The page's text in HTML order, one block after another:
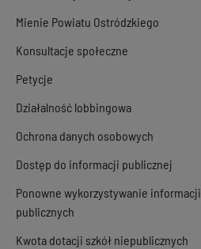
Mienie Powiatu Ostródzkiego
Konsultacje społeczne
Petycje
Działalność lobbingowa
Ochrona danych osobowych
Dostęp do informacji publicznej
Ponowne wykorzystywanie informacji
publicznych
Kwota dotacji szkół niepublicznych